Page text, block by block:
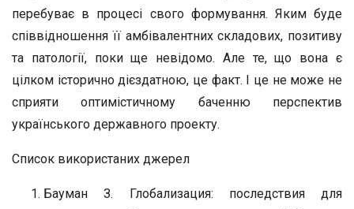
перебуває в процесі свого формування. Яким буде
співвідношення її амбівалентних складових, позитиву
та патології, поки ще невідомо. Але те, що вона є
цілком історично дієздатною, це факт. І це не може не
сприяти оптимістичному баченню перспектив
українського державного проекту.
Список використаних джерел
Бауман З. Глобализация: последствия для